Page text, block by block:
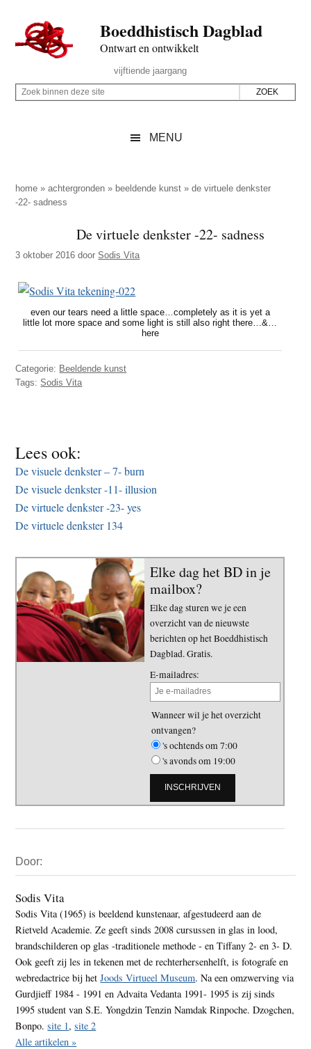
naar
de
inhoud
secondary
naar
de
sidebar
naar
de
Boeddhistisch Dagblad
Ontwart en ontwikkelt
Rechts
vijftiende jaargang
Z
p
d
z
s
e
Z
i
n
n
e
i
t
MENU
home »achtergronden » beeldende kunst »de virtuele denkster
-22- sadness
De virtuele denkster -22- sadness
3 oktober 2016 doorSodis Vita
even our tears need a little space…completely as it is yet a
little lot more space and some light is still also right there…&…
here
Categorie: Beeldende kunst
Tags:Sodis Vita
Lees ook:
De visuele denkster – 7- burn
De visuele denkster -11- illusion
De virtuele denkster -23- yes
De virtuele denkster 134
Elke dag het BD in je
mailbox?
Elke dag sturen we je een
overzicht van de nieuwste
berichten op het Boeddhistisch
Dagblad. Gratis.
E-mailadres:
Wanneer wil je het overzicht
ontvangen?
's ochtends om 7:00
's avonds om 19:00
Sidebar
Door:
Sodis Vita
Sodis Vita (1965) is beeldend kunstenaar, afgestudeerd aan de
Rietveld Academie. Ze geeft sinds 2008 cursussen in glas in lood,
brandschilderen op glas -traditionele methode - en Tiffany 2- en 3- D.
Ook geeft zij les in tekenen met de rechterhersenhelft, is fotografe en
webredactrice bij hetJoods Virtueel Museum. Na een omzwerving via
Gurdjieff 1984 - 1991 en Advaita Vedanta 1991- 1995 is zij sinds
1995 student van S.E. Yongdzin Tenzin Namdak Rinpoche. Dzogchen,
Bonpo.site 1,site 2
Alle artikelen »